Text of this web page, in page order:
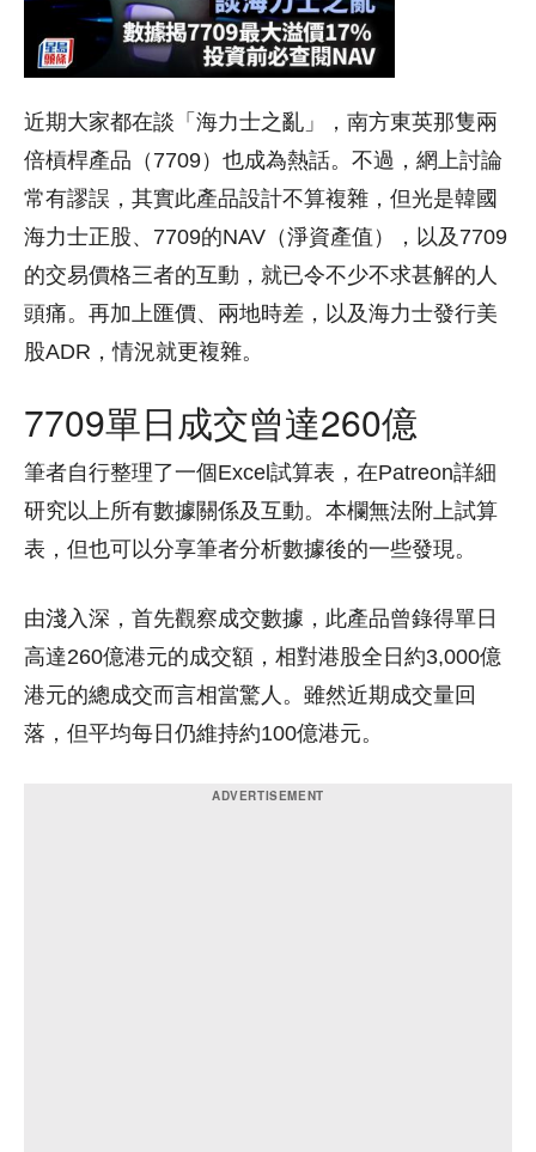
近期大家都在談「海力士之亂」，南方東英那隻兩
倍槓桿產品（7709）也成為熱話。不過，網上討論
常有謬誤，其實此產品設計不算複雜，但光是韓國
海力士正股、7709的NAV（淨資產值），以及7709
的交易價格三者的互動，就已令不少不求甚解的人
頭痛。再加上匯價、兩地時差，以及海力士發行美
股ADR，情況就更複雜。
7709單日成交曾達260億
筆者自行整理了一個Excel試算表，在Patreon詳細
研究以上所有數據關係及互動。本欄無法附上試算
表，但也可以分享筆者分析數據後的一些發現。
由淺入深，首先觀察成交數據，此產品曾錄得單日
高達260億港元的成交額，相對港股全日約3,000億
港元的總成交而言相當驚人。雖然近期成交量回
落，但平均每日仍維持約100億港元。